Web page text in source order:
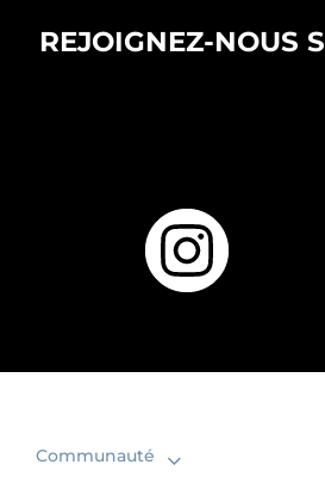
REJOIGNEZ-NOUS
Communauté